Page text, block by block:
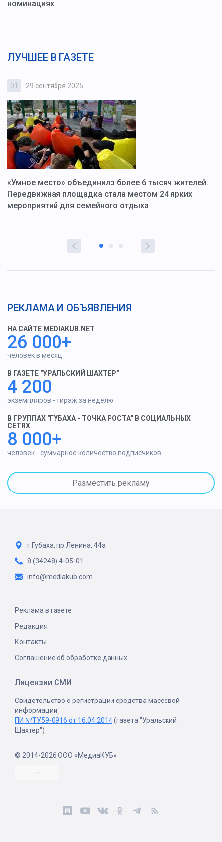
номинациях
ЛУЧШЕЕ В ГАЗЕТЕ
01 29 сентября 2025
«Умное место» объединило более 6 тысяч жителей.
Передвижная площадка стала местом 24 ярких
мероприятий для семейного отдыха
РЕКЛАМА И ОБЪЯВЛЕНИЯ
НА САЙТЕ MEDIAKUB.NET
26 000+
человек в месяц
В ГАЗЕТЕ "УРАЛЬСКИЙ ШАХТЕР"
4 200
экземпляров - тираж за неделю
В ГРУППАХ "ГУБАХА - ТОЧКА РОСТА" В СОЦИАЛЬНЫХ
СЕТЯХ
8 000+
человек - суммарное количество подписчиков
Разместить рекламу
г.Губаха, пр.Ленина, 44а
8 (34248) 4-05-01
info@mediakub.com
Реклама в газете
Редакция
Контакты
Соглашение об обработке данных
Лицензии СМИ
Свидетельство о регистрации средства массовой
информации
ПИ №ТУ59-0916 от 16.04.2014(газета "Уральский
Шахтер")
© 2014-2026 ООО «МедиаКУБ»